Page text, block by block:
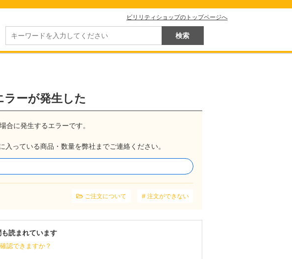
ーが発生した
合に発生するエラーです。
っている商品・数量を弊社までご連絡ください。
ご注文について 注文ができない
読まれています
認できますか？
ビリリティショップのトップページへ